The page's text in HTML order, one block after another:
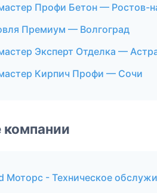
Профи Бетон — Ростов-
Премиум — Волгоград
Эксперт Отделка —
Кирпич Профи — Сочи
компании
Моторс - Техническое